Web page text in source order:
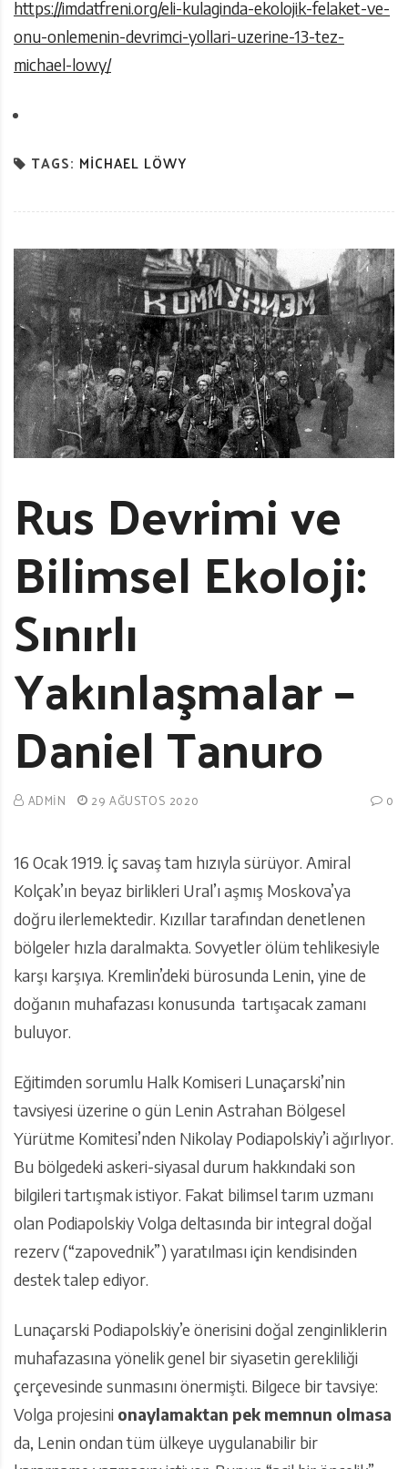
https://imdatfreni.org/eli-kulaginda-ekolojik-felaket-ve-
onu-onlemenin-devrimci-yollari-uzerine-13-tez-
michael-lowy/
TAGS: MICHAEL LÖWY
Rus Devrimi ve
Bilimsel Ekoloji:
Sınırlı
Yakınlaşmalar –
Daniel Tanuro
ADMIN 29 AĞUSTOS 2020 0
16 Ocak 1919. İç savaş tam hızıyla sürüyor. Amiral
Kolçak’ın beyaz birlikleri Ural’ı aşmış Moskova’ya
doğru ilerlemektedir. Kızıllar tarafından denetlenen
bölgeler hızla daralmakta. Sovyetler ölüm tehlikesiyle
karşı karşıya. Kremlin’deki bürosunda Lenin, yine de
doğanın muhafazası konusunda tartışacak zamanı
buluyor.
Eğitimden sorumlu Halk Komiseri Lunaçarski’nin
tavsiyesi üzerine o gün Lenin Astrahan Bölgesel
Yürütme Komitesi’nden Nikolay Podiapolskiy’i ağırlıyor.
Bu bölgedeki askeri-siyasal durum hakkındaki son
bilgileri tartışmak istiyor. Fakat bilimsel tarım uzmanı
olan Podiapolskiy Volga deltasında bir integral doğal
rezerv (“zapovednik”) yaratılması için kendisinden
destek talep ediyor.
Lunaçarski Podiapolskiy’e önerisini doğal zenginliklerin
muhafazasına yönelik genel bir siyasetin gerekliliği
çerçevesinde sunmasını önermişti. Bilgece bir tavsiye:
Volga projesini onaylamaktan pek memnun olmasa
da, Lenin ondan tüm ülkeye uygulanabilir bir